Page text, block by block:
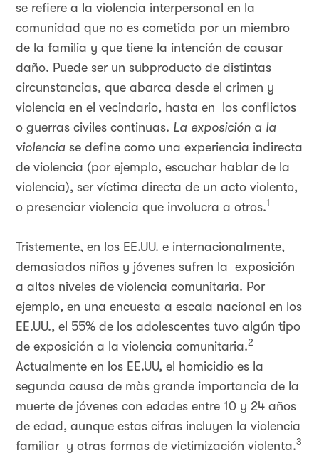
se refiere a la violencia interpersonal en la
comunidad que no es cometida por un miembro
de la familia y que tiene la intención de causar
daño. Puede ser un subproducto de distintas
circunstancias, que abarca desde el crimen y
violencia en el vecindario, hasta en los conflictos
o guerras civiles continuas. La exposición a la
violencia se define como una experiencia indirecta
de violencia (por ejemplo, escuchar hablar de la
violencia), ser víctima directa de un acto violento,
o presenciar violencia que involucra a otros.1
Tristemente, en los EE.UU. e internacionalmente,
demasiados niños y jóvenes sufren la exposición
a altos niveles de violencia comunitaria. Por
ejemplo, en una encuesta a escala nacional en los
EE.UU., el 55% de los adolescentes tuvo algún tipo
de exposición a la violencia comunitaria.2
Actualmente en los EE.UU, el homicidio es la
segunda causa de màs grande importancia de la
muerte de jóvenes con edades entre 10 y 24 años
de edad, aunque estas cifras incluyen la violencia
familiar y otras formas de victimización violenta.3